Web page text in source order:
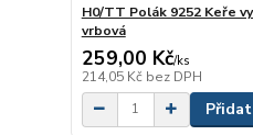
H0/TT Polák 9252 Keře
vrbová
259,00 Kč/ks
214,05 Kč bez DPH